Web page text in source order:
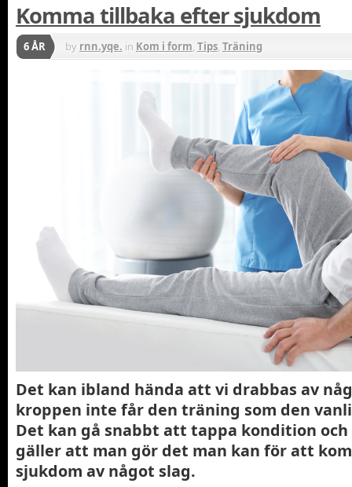
Komma tillbaka efter sjukdom
6 ÅR by rnn.yqe. in Kom i form, Tips, Träning
Det kan ibland hända att vi drabbas av
kroppen inte får den träning som den
Det kan gå snabbt att tappa kondition
gäller att man gör det man kan för att
sjukdom av något slag.